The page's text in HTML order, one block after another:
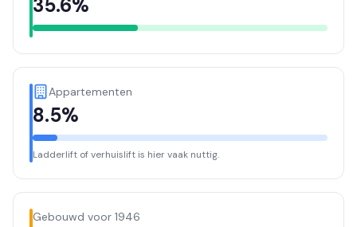
35.6%
Appartementen
8.5%
Ladderlift of verhuislift is hier vaak nuttig.
Gebouwd voor 1946